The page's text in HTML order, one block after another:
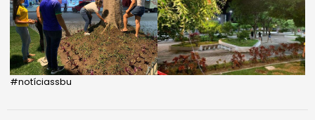
#notíciassbu